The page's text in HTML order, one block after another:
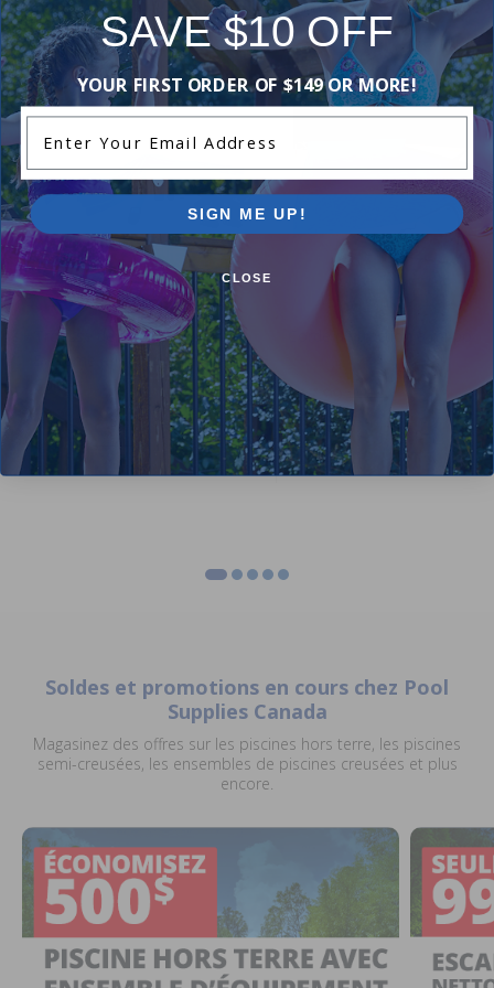
-16%
Trousse de Fixations pour
Système à Moulinet de Toile
Solaire
4.42 (31)
$25.99
-10%
Corde de traction à mi-
$17.99
Soldes et promotions en cours chez Pool
Supplies Canada
Magasinez des offres sur les piscines hors terre, les piscines
semi-creusées, les ensembles de piscines creusées et plus
encore.
SAVE $10 OFF
YOUR FIRST ORDER OF $149 OR MORE!
SIGN ME UP!
CLOSE